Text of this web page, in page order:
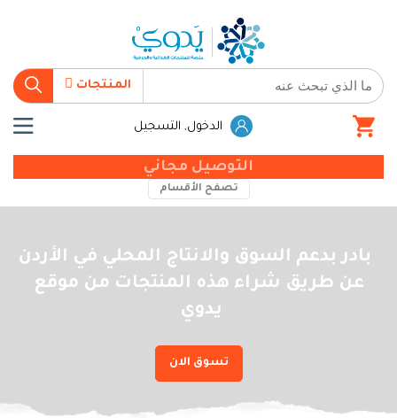
المنتجات
الدخول, التسجيل
التوصيل مجاني
تصفح الأقسام
بادر بدعم السوق والانتاج المحلي في الأردن
عن طريق شراء هذه المنتجات من موقع
يدوي
تسوق الان